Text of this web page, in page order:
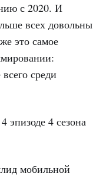
с 2020. И
всех довольны
это самое
среди
эпизоде 4 сезона
мобильной